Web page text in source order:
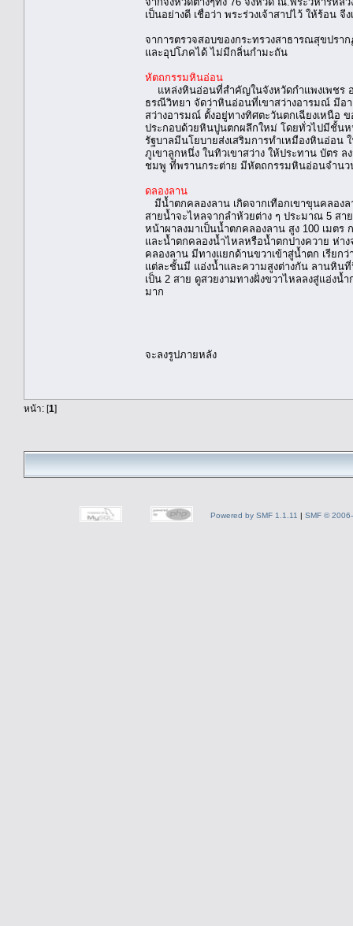
เป็นอย่างดี เชื่อว่า พระร่วงเจ้าสาปไว้ ให้ร้อน
จาการตรวจสอบของกระทรวงสาธารณสุขปรา
และอุปโภคได้ ไม่มีกลิ่นกำมะถัน
หัตถกรรมหินอ่อน
แหล่งหินอ่อนที่สำคัญในจังหวัดกำแพงเพชร อ
ธรณีวิทยา จัดว่าหินอ่อนที่เขาสว่างอารมณ์ มีอ
สว่างอารมณ์ ตั้งอยู่ทางทิศตะวันตกเฉียงเหนือ
ประกอบด้วยหินปูนตกผลึกใหม่ โดยทั่วไปมีชั้น
รัฐบาลมีนโยบายส่งเสริมการทำเหมืองหินอ่อน
ภูเขาลูกหนึ่ง ในทิวเขาสว่าง ให้ประทาน บัตร
ชมพู ที่พรานกระต่าย มีหัตถกรรมหินอ่อนจำนว
ดลองลาน
มีน้ำตกคลองลาน เกิดจากเทือกเขาขุนคลอง
สายน้ำจะไหลจากลำห้วยต่าง ๆ ประมาณ 5 สา
หน้าผาลงมาเป็นน้ำตกคลองลาน สูง 100 เมตร
และน้ำตกคลองน้ำไหลหรือน้ำตกปางควาย ห่า
คลองลาน มีทางแยกด้านขวาเข้าสู่น้ำตก เรียก
แต่ละชั้นมี แอ่งน้ำและความสูงต่างกัน ลานหิน
เป็น 2 สาย ดูสวยงามทางฝั่งขวาไหลลงสู่แอ่ง
มาก
จะลงรูปภายหลัง
หน้า: [1]
Powered by SMF 1.1.11 | SMF ©